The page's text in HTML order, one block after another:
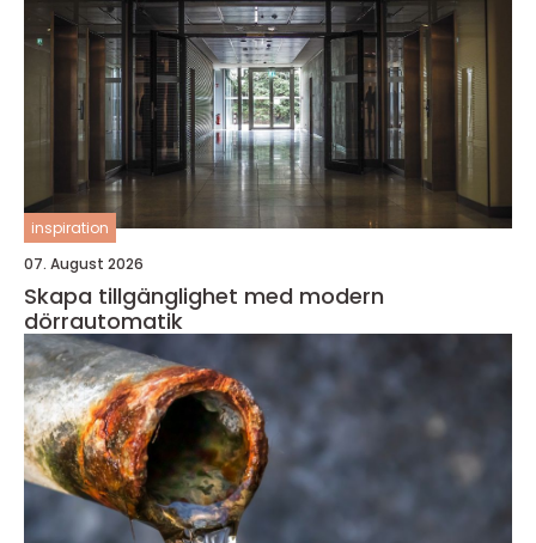
inspiration
07. August 2026
Skapa tillgänglighet med modern
dörrautomatik